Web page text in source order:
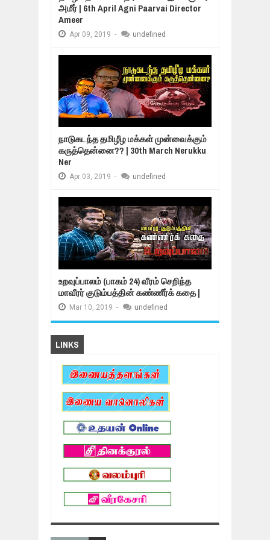
அமீர் | 6th April Agni Paarvai Director
Ameer
Apr 09, 2019 - undefined
நாடுகடந்த தமிழீழ மக்கள் முன்வைக்கும்
கருத்தென்னை?? | 30th March Nerukku
Ner
Apr 03, 2019 - undefined
உறவுப்பாலம் (பாகம் 24) வீரம் செறிந்த
மாவீரர் குடும்பத்தின் கண்ணீர்க் கதை |
Mar 10, 2019 - undefined
LINKS